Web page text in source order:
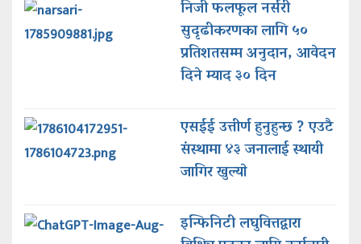
निजी फलफूल नर्सरी
सुदृढीकरणका लागि ५०
प्रतिशतसम्म अनुदान, आवेदन
दिने म्याद ३० दिन
एसईई उत्तीर्ण हुनुहुन्छ ? एउटै
संस्थामा ४३ जनालाई स्थायी
जागिर खुल्याे
इन्फिनिटी लघुवित्तद्वारा